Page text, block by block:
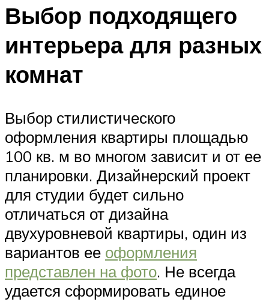
Выбор подходящего
интерьера для разных
комнат
Выбор стилистического
оформления квартиры площадью
100 кв. м во многом зависит и от ее
планировки. Дизайнерский проект
для студии будет сильно
отличаться от дизайна
двухуровневой квартиры, один из
вариантов ее оформления
представлен на фото. Не всегда
удается сформировать единое